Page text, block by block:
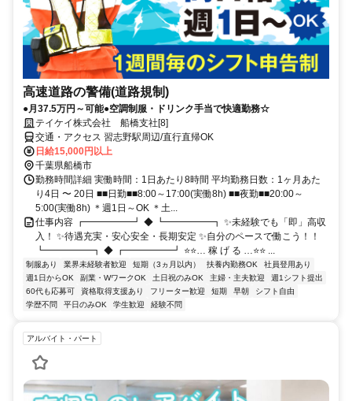
高速道路の警備(道路規制)
●月37.5万円～可能●空調制服・ドリンク手当で快適勤務☆
テイケイ株式会社 船橋支社[8]
交通・アクセス 習志野駅周辺/直行直帰OK
日給15,000円以上
千葉県船橋市
勤務時間詳細 実働時間：1日あたり8時間 平均勤務日数：1ヶ月あた
り4日 〜 20日 ■■日勤■■8:00～17:00(実働8h) ■■夜勤■■20:00～
5:00(実働8h) ＊週1日～OK ＊土...
仕事内容 ┏━━━━━┛ ◆ ┗━━━━━┓ ✨未経験でも「即」高収
入！ ✨待遇充実・安心安全・長期安定 ✨自分のペースで働こう！！
┗━━━━━┓ ◆ ┏━━━━━┛ ⭐⭐… 稼 げ る …⭐⭐ ...
制服あり 業界未経験者歓迎 短期（3ヵ月以内） 扶養内勤務OK
社員登用あり
週1日からOK
副業・WワークOK 土日祝のみOK 主婦・主夫歓迎
週1シフト提出
60代も応募可
資格取得支援あり フリーター歓迎 短期 早朝
シフト自由
学歴不問
平日のみOK 学生歓迎 経験不問
アルバイト・パート